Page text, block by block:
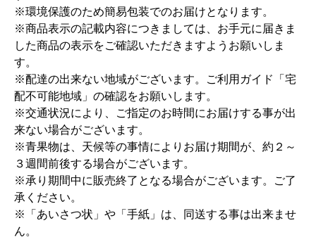
※環境保護のため簡易包装でのお届けとなります。
※商品表示の記載内容につきましては、お手元に届きま
した商品の表示をご確認いただきますようお願いしま
す。
※配達の出来ない地域がございます。ご利用ガイド「宅
配不可能地域」の確認をお願いします。
※交通状況により、ご指定のお時間にお届けする事が出
来ない場合がございます。
※青果物は、天候等の事情によりお届け期間が、約２～
３週間前後する場合がございます。
※承り期間中に販売終了となる場合がございます。ご了
承ください。
※「あいさつ状」や「手紙」は、同送する事は出来ませ
ん。